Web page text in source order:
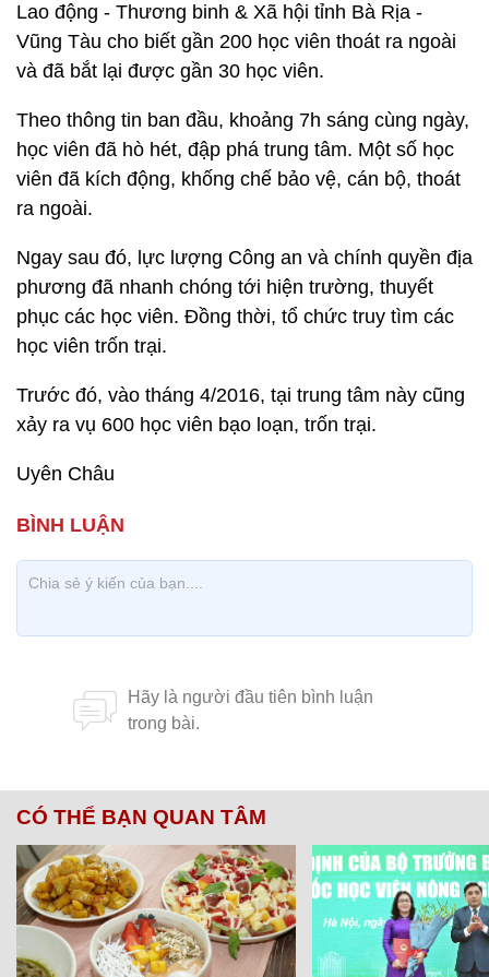
Lao động - Thương binh & Xã hội tỉnh Bà Rịa -
Vũng Tàu cho biết gần 200 học viên thoát ra ngoài
và đã bắt lại được gần 30 học viên.
Theo thông tin ban đầu, khoảng 7h sáng cùng ngày,
học viên đã hò hét, đập phá trung tâm. Một số học
viên đã kích động, khống chế bảo vệ, cán bộ, thoát
ra ngoài.
Ngay sau đó, lực lượng Công an và chính quyền địa
phương đã nhanh chóng tới hiện trường, thuyết
phục các học viên. Đồng thời, tổ chức truy tìm các
học viên trốn trại.
Trước đó, vào tháng 4/2016, tại trung tâm này cũng
xảy ra vụ 600 học viên bạo loạn, trốn trại.
Uyên Châu
CÓ THỂ BẠN QUAN TÂM